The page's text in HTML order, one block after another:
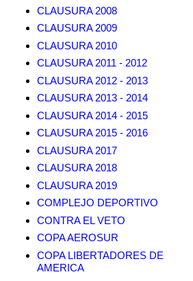
CLAUSURA 2008
CLAUSURA 2009
CLAUSURA 2010
CLAUSURA 2011 - 2012
CLAUSURA 2012 - 2013
CLAUSURA 2013 - 2014
CLAUSURA 2014 - 2015
CLAUSURA 2015 - 2016
CLAUSURA 2017
CLAUSURA 2018
CLAUSURA 2019
COMPLEJO DEPORTIVO
CONTRA EL VETO
COPA AEROSUR
COPA LIBERTADORES DE
AMERICA